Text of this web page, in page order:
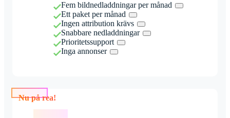
Fem bildnedladdningar per månad
Ett paket per månad
Ingen attribution krävs
Snabbare nedladdningar
Prioritetssupport
Inga annonser
Nu på rea!